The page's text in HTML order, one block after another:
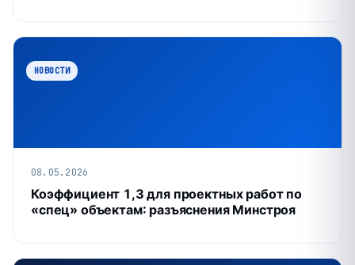
НОВОСТИ
08.05.2026
Коэффициент 1,3 для проектных работ по
«спец» объектам: разъяснения Минстроя